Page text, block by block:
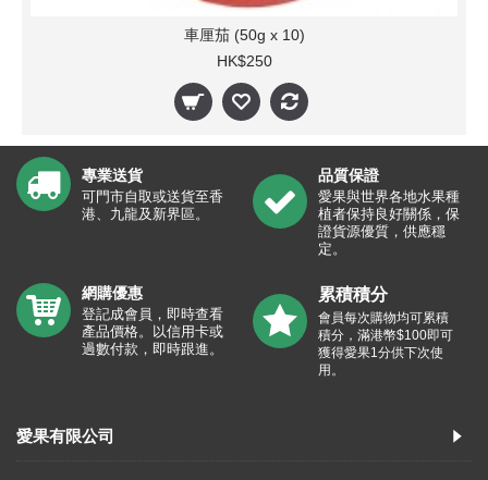
車厘茄 (50g x 10)
HK$250
專業送貨
可門市自取或送貨至香
港、九龍及新界區。
品質保證
愛果與世界各地水果種
植者保持良好關係，保
證貨源優質，供應穩
定。
網購優惠
登記成會員，即時查看
產品價格。以信用卡或
過數付款，即時跟進。
累積積分
會員每次購物均可累積
積分，滿港幣$100即可
獲得愛果1分供下次使
用。
愛果有限公司